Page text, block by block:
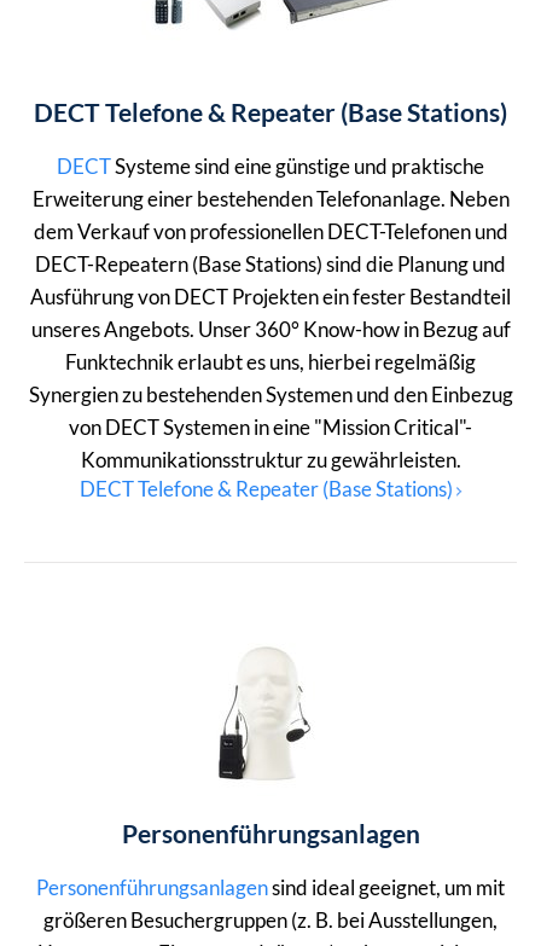
DECT Telefone & Repeater (Base Stations)
DECTSysteme sind eine günstige und praktische
Erweiterung einer bestehenden Telefonanlage. Neben
dem Verkauf von professionellen DECT-Telefonen und
DECT-Repeatern (Base Stations) sind die Planung und
Ausführung von DECT Projekten ein fester Bestandteil
unseres Angebots. Unser 360° Know-how in Bezug auf
Funktechnik erlaubt es uns, hierbei regelmäßig
Synergien zu bestehenden Systemen und den Einbezug
von DECT Systemen in eine "Mission Critical"-
Kommunikationsstruktur zu gewährleisten.
DECT Telefone & Repeater (Base Stations)
Personenführungsanlagen
Personenführungsanlagensind ideal geeignet, um mit
größeren Besuchergruppen (z. B. bei Ausstellungen,